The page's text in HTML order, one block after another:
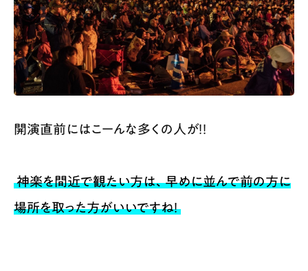
開演直前にはこーんな多くの人が！！
神楽を間近で観たい方は、早めに並んで前の方に
場所を取った方がいいですね！